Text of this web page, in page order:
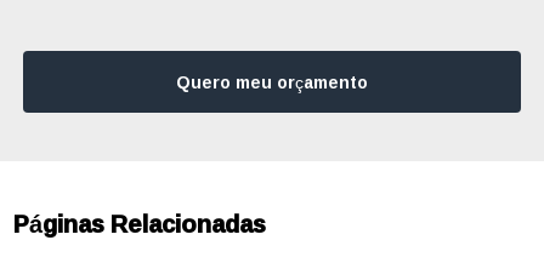
Quero meu orçamento
Páginas Relacionadas